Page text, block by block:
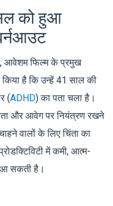
को हुआ
आवेशम फिल्म के प्रमुख
है कि उन्हें 41 साल की
(ADHD) का पता चला है।
और आवेग पर नियंत्रण रखने
वालों के लिए चिंता का
में कमी, आत्म-
आ सकती है।